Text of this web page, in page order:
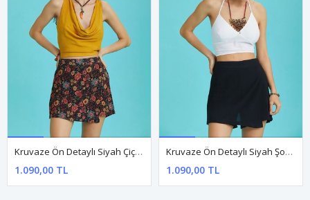
Kruvaze Ön Detaylı Siyah Çiçekli Şort Etek
1.090,00 TL
Kruvaze Ön Detaylı Siyah Şort Etek
1.090,00 TL